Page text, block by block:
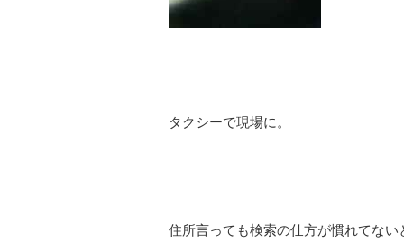
タクシーで現場に。
住所言っても検索の仕方が慣れてない